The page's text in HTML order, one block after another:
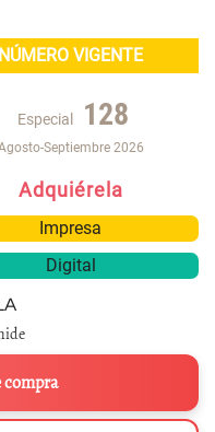
NÚMERO VIGENTE
Especial 128
Septiembre 2026
Adquiérela
Impresa
Digital
compra